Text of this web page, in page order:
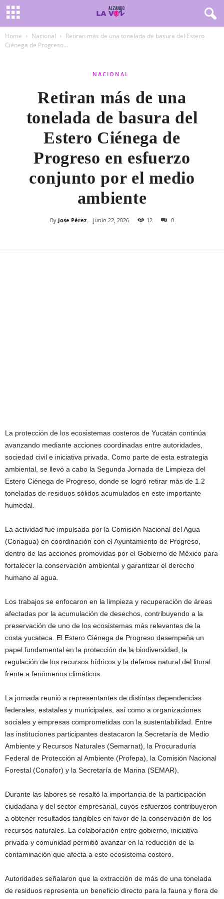
Home Nacional
Retiran más de una tonelada de basura del Estero
Ciénega de Progreso...
NACIONAL
Retiran más de una
tonelada de basura del
Estero Ciénega de
Progreso en esfuerzo
conjunto por el medio
ambiente
By Jose Pérez - junio 22, 2026 12 0
La protección de los ecosistemas costeros de Yucatán continúa
avanzando mediante acciones coordinadas entre autoridades,
sociedad civil e iniciativa privada. Como parte de esta estrategia
ambiental, se llevó a cabo la Segunda Jornada de Limpieza del
Estero Ciénega de Progreso, donde se logró retirar más de 1.2
toneladas de residuos sólidos acumulados en este importante
humedal.
La actividad fue impulsada por la Comisión Nacional del Agua
(Conagua) en coordinación con el Ayuntamiento de Progreso,
dentro de las acciones promovidas por el Gobierno de México para
fortalecer la conservación ambiental y garantizar el derecho
humano al agua.
Los trabajos se enfocaron en la limpieza y recuperación de áreas
afectadas por la acumulación de desechos, contribuyendo a la
preservación de uno de los ecosistemas más relevantes de la
costa yucateca. El Estero Ciénega de Progreso desempeña un
papel fundamental en la protección de la biodiversidad, la
regulación de los recursos hídricos y la defensa natural del litoral
frente a fenómenos climáticos.
La jornada reunió a representantes de distintas dependencias
federales, estatales y municipales, así como a organizaciones
sociales y empresas comprometidas con la sustentabilidad. Entre
las instituciones participantes destacaron la Secretaría de Medio
Ambiente y Recursos Naturales (Semarnat), la Procuraduría
Federal de Protección al Ambiente (Profepa), la Comisión Nacional
Forestal (Conafor) y la Secretaría de Marina (SEMAR).
Durante las labores se resaltó la importancia de la participación
ciudadana y del sector empresarial, cuyos esfuerzos contribuyeron
a obtener resultados tangibles en favor de la conservación de los
recursos naturales. La colaboración entre gobierno, iniciativa
privada y comunidad permitió avanzar en la reducción de la
contaminación que afecta a este ecosistema costero.
Autoridades señalaron que la extracción de más de una tonelada
de residuos representa un beneficio directo para la fauna y flora de